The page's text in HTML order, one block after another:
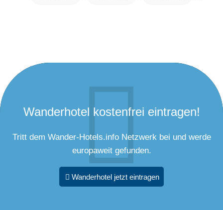
Wanderhotel kostenfrei eintragen!
Tritt dem Wander-Hotels.info Netzwerk bei und werde
europaweit gefunden.
Wanderhotel jetzt eintragen